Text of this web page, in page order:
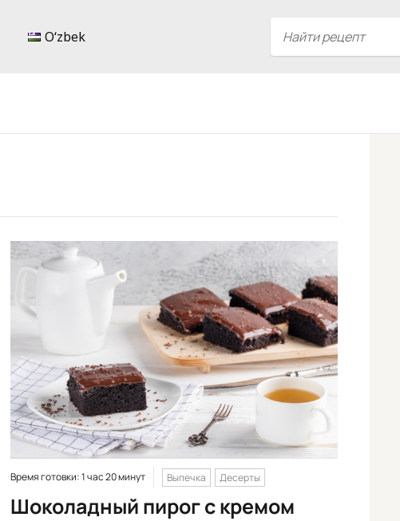
Oʻzbek
Время готовки: 1 час 20 минут Выпечка Десерты
Шоколадный пирог с кремом